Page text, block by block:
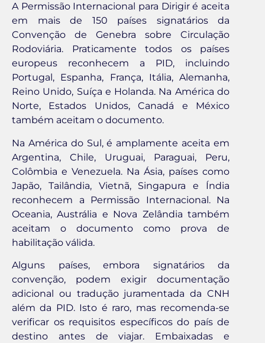
A Permissão Internacional para Dirigir é aceita
em mais de 150 países signatários da
Convenção de Genebra sobre Circulação
Rodoviária. Praticamente todos os países
europeus reconhecem a PID, incluindo
Portugal, Espanha, França, Itália, Alemanha,
Reino Unido, Suíça e Holanda. Na América do
Norte, Estados Unidos, Canadá e México
também aceitam o documento.
Na América do Sul, é amplamente aceita em
Argentina, Chile, Uruguai, Paraguai, Peru,
Colômbia e Venezuela. Na Ásia, países como
Japão, Tailândia, Vietnã, Singapura e Índia
reconhecem a Permissão Internacional. Na
Oceania, Austrália e Nova Zelândia também
aceitam o documento como prova de
habilitação válida.
Alguns países, embora signatários da
convenção, podem exigir documentação
adicional ou tradução juramentada da CNH
além da PID. Isto é raro, mas recomenda-se
verificar os requisitos específicos do país de
destino antes de viajar. Embaixadas e